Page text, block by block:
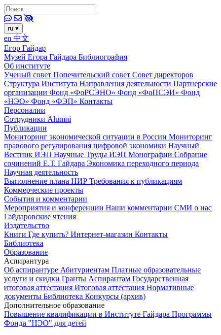
ru ▾
en 中文
Егор Гайдар
Музей Егора Гайдара Библиография
Об институте
Ученый совет Попечительский совет Совет директоров
Структура Института Направления деятельности Партнерские
организации Фонд «ФоРСЭНО» Фонд «ФоПСЭИ» Фонд
«НЭО» Фонд «ФЭП» Контакты
Персоналии
Сотрудники Alumni
Публикации
Мониторинг экономической ситуации в России Мониторинг
правового регулирования цифровой экономики Научный
Вестник ИЭП Научные Труды ИЭП Монографии Собрание
сочинений Е.Т. Гайдара Экономика переходного периода
Научная деятельность
Выполнение плана НИР Требования к публикациям
Коммерческие проекты
События и комментарии
Мероприятия и конференции Наши комментарии СМИ о нас
Гайдаровские чтения
Издательство
Книги Где купить? Интернет-магазин Контакты
Библиотека
Образование
Аспирантура
Об аспирантуре Абитуриентам Платные образовательные
услуги и скидки Гранты Аспирантам Государственная
итоговая аттестация Итоговая аттестация Нормативные
документы Библиотека Конкурсы (архив)
Дополнительное образование
Повышение квалификации в Институте Гайдара Программы
Фонда "НЭО" для детей